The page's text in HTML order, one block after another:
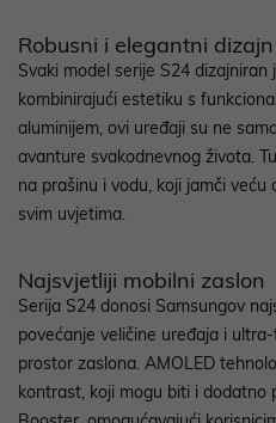
Robusni i elegantni dizajn
Svaki model serije S24
kombinirajući estetiku s
aluminijem, ovi uređaji su ne
avanture svakodnevnog života.
na prašinu i vodu, koji jamči
svim uvjetima.
Najsvjetliji mobilni zaslon
Serija S24 donosi Samsungov
povećanje veličine uređaja i
prostor zaslona. AMOLED
kontrast, koji mogu biti i dodatno